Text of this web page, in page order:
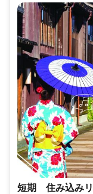
短期 住み込み